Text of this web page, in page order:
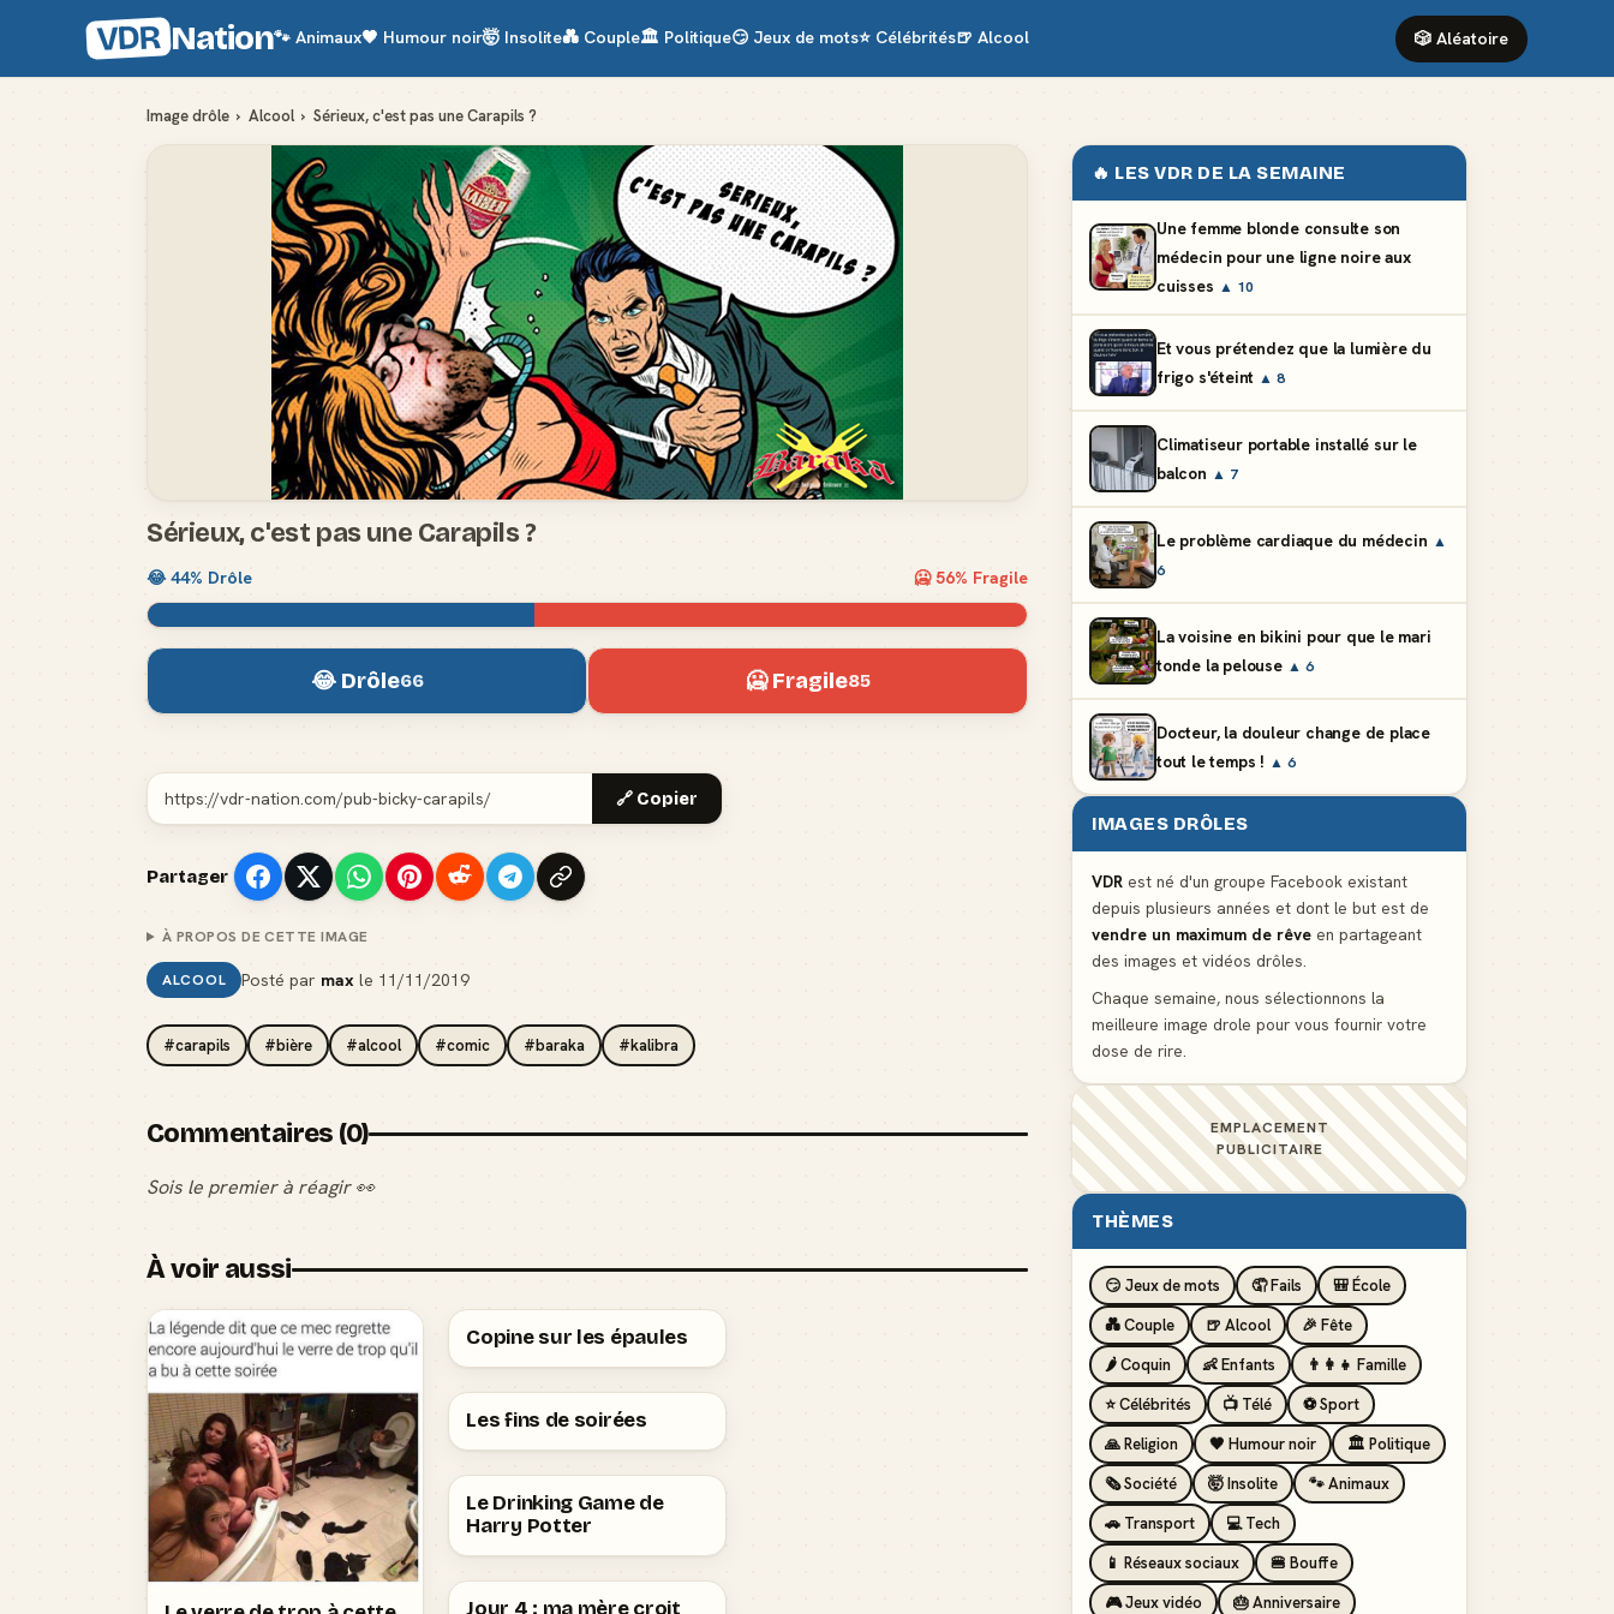
VDR Nation🐾 Animaux🖤 Humour noir🤯 Insolite💑 Couple🏛️ Politique😏 Jeux de mots⭐ Célébrités🍺 Alcool 🎲 Aléatoire
Image drôle › Alcool › Sérieux, c'est pas une Carapils ?
Sérieux, c'est pas une Carapils ?
😂44% Drôle 🥶56% Fragile
😂 Drôle66 🥶 Fragile85
🔗 Copier
Partager
À PROPOS DE CETTE IMAGE
ALCOOL Posté par max le 11/11/2019
#carapils #bière #alcool #comic #baraka #kalibra
Commentaires (0)
Sois le premier à réagir 👀
À voir aussi
Copine sur les épaules
Les fins de soirées
Le Drinking Game de
Harry Potter
Jour 4 : ma mère croit
🔥 LES VDR DE LA SEMAINE
Une femme blonde consulte son
médecin pour une ligne noire aux
cuisses ▲ 10
Et vous prétendez que la lumière du
frigo s'éteint ▲ 8
Climatiseur portable installé sur le
balcon ▲ 7
Le problème cardiaque du médecin ▲
6
La voisine en bikini pour que le mari
tonde la pelouse ▲ 6
Docteur, la douleur change de place
tout le temps ! ▲ 6
IMAGES DRÔLES
VDR est né d'un groupe Facebook existant
depuis plusieurs années et dont le but est de
vendre un maximum de rêve en partageant
des images et vidéos drôles.
Chaque semaine, nous sélectionnons la
meilleure image drole pour vous fournir votre
dose de rire.
EMPLACEMENT
PUBLICITAIRE
THÈMES
😏 Jeux de mots 🤦 Fails
🎒 École
💑 Couple
🍺 Alcool
🎉 Fête
🌶️ Coquin
👶 Enfants
👨‍👩‍👧 Famille
⭐ Célébrités
📺 Télé
⚽ Sport
🙏 Religion
🖤 Humour noir
🏛️ Politique
🗞️ Société
🤯 Insolite
🐾 Animaux
🚗 Transport
💻 Tech
📱 Réseaux sociaux
🍔 Bouffe
🎮 Jeux vidéo
🎂 Anniversaire